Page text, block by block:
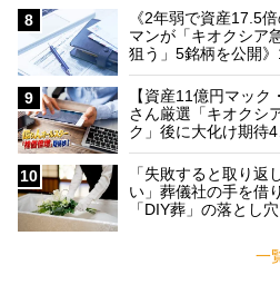
8
《2年弱で資産17.5
マンが「キオクシア
狙う」5銘柄を公開》
9
【資産11億円マック
さん厳選「キオクシ
ク」後に大化け期待
10
「失敗すると取り返
い」葬儀社の手を借
「DIY葬」の落とし
一